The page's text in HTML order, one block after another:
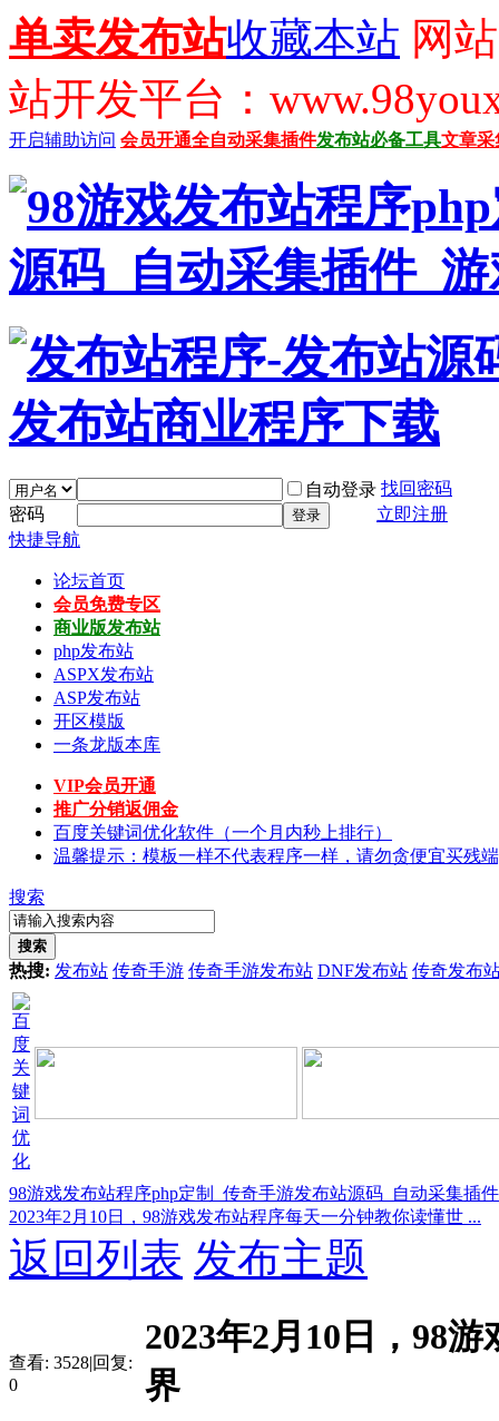
单卖发布站收藏本站 网
站开发平台：
开启辅助访问 会员开通全自动采集插件发布站必备工具文章采
自动登录 找回密码
密码
登录
立即注册
快捷导航
论坛首页
会员免费专区
商业版发布站
php发布站
ASPX发布站
ASP发布站
开区模版
一条龙版本库
VIP会员开通
推广分销返佣金
百度关键词优化软件（一个月内秒上排行）
温馨提示：模板一样不代表程序一样，请勿贪便宜买残
搜索
搜索
热搜: 发布站 传奇手游 传奇手游发布站 DNF发布站 传奇发布
98游戏发布站程序php定制_传奇手游发布站源码_自动采集插
2023年2月10日，98游戏发布站程序每天一分钟教你读懂世 ...
返回列表 发布主题
查看: 3528|回复:
0
2023年2月10日，98
界